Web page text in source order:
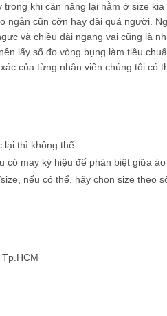
khi cân năng lại nằm ở size
ngắn cũn cỡn hay dài quá người.
và chiều dài ngang vai cũng là
lấy số đo vòng bụng làm tiêu
của từng nhân viên chúng tôi có
thì không thể.
may ký hiệu để phân biệt giữa áo
nếu có thể, hãy chọn size theo